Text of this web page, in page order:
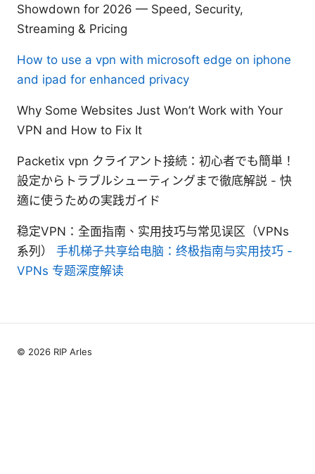
Showdown for 2026 — Speed, Security,
Streaming & Pricing
How to use a vpn with microsoft edge on iphone
and ipad for enhanced privacy
Why Some Websites Just Won’t Work with Your
VPN and How to Fix It
Packetix vpn クライアント接続：初心者でも簡単！
設定からトラブルシューティングまで徹底解説 - 快
適に使うための実践ガイド
稳定VPN：全面指南、实用技巧与常见误区（VPNs
系列） 手机梯子共享给电脑：终极指南与实用技巧 -
VPNs 专题深度解读
© 2026 RIP Arles